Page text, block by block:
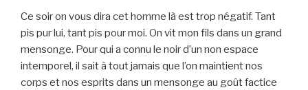
Ce soir on vous dira cet homme là est trop négatif. Tant
pis pur lui, tant pis pour moi. On vit mon fils dans un grand
mensonge. Pour qui a connu le noir d’un non espace
intemporel, il sait à tout jamais que l’on maintient nos
corps et nos esprits dans un mensonge au goût factice